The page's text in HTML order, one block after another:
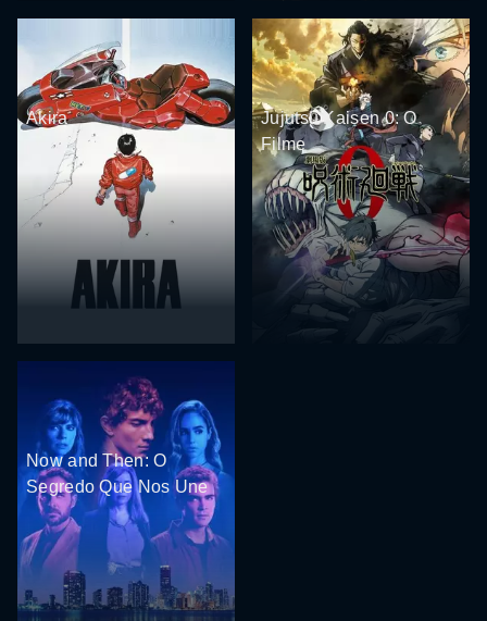
Akira
Jujutsu Kaisen 0: O
Filme
Now and Then: O
Segredo Que Nos Une